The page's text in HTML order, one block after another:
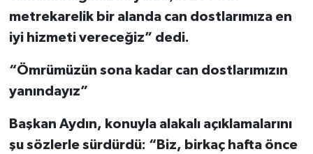
metrekarelik bir alanda can dostlarımıza en
iyi hizmeti vereceğiz” dedi.
“Ömrümüzün sona kadar can dostlarımızın
yanındayız”
Başkan Aydın, konuyla alakalı açıklamalarını
şu sözlerle sürdürdü: “Biz, birkaç hafta önce